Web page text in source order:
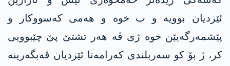
ئێزدیان بوویە و ب خوە و هەمی کەسووکار و
پێشمەرگەیێن خوە ژی ڤە هەر تشتێ پێ چێبوویی
کر، ژ بۆ کو سەربلندی کەرامەتا ئێزدیان ڤەبگەرینە